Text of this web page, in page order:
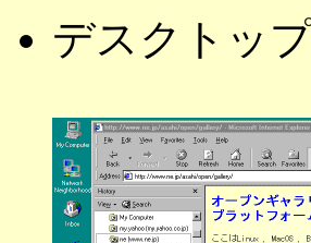
デスクトッ